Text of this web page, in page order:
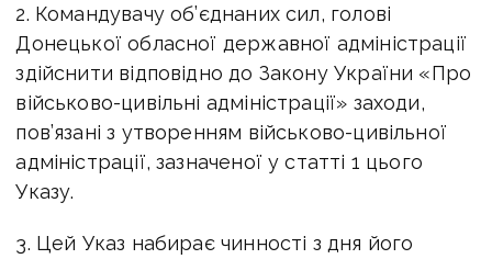
2. Командувачу об’єднаних сил, голові
Донецької обласної державної адміністрації
здійснити відповідно до Закону України «Про
військово-цивільні адміністрації» заходи,
пов’язані з утворенням військово-цивільної
адміністрації, зазначеної у статті 1 цього
Указу.
3. Цей Указ набирає чинності з дня його